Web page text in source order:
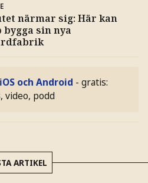
närmar sig: Här kan
bygga sin nya
och Android - gratis:
video, podd
ARTIKEL